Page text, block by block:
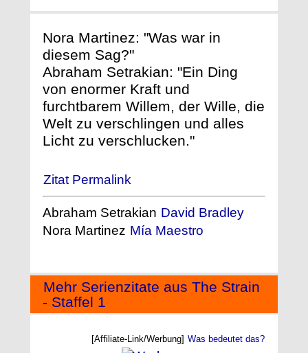
Nora Martinez: "Was war in
diesem Sag?"
Abraham Setrakian: "Ein Ding
von enormer Kraft und
furchtbarem Willem, der Wille, die
Welt zu verschlingen und alles
Licht zu verschlucken."
Zitat Permalink
Abraham Setrakian David Bradley
Nora Martinez Mía Maestro
Mehr Serienzitate aus The Strain
- Staffel 1
[Affiliate-Link/Werbung] Was bedeutet das?